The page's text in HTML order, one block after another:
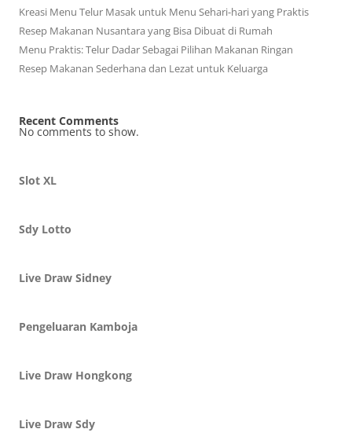
Kreasi Menu Telur Masak untuk Menu Sehari-hari yang Praktis
Resep Makanan Nusantara yang Bisa Dibuat di Rumah
Menu Praktis: Telur Dadar Sebagai Pilihan Makanan Ringan
Resep Makanan Sederhana dan Lezat untuk Keluarga
Recent Comments
No comments to show.
Slot XL
Sdy Lotto
Live Draw Sidney
Pengeluaran Kamboja
Live Draw Hongkong
Live Draw Sdy